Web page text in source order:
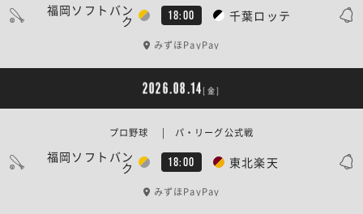
福岡ソフトバン
ク 18:00 千葉ロッテ
みずほPayPay
2026.08.14 [金]
福岡ソフトバン
ク 18:00 東北楽天
プロ野球 | パ・リーグ公式戦
みずほPayPay